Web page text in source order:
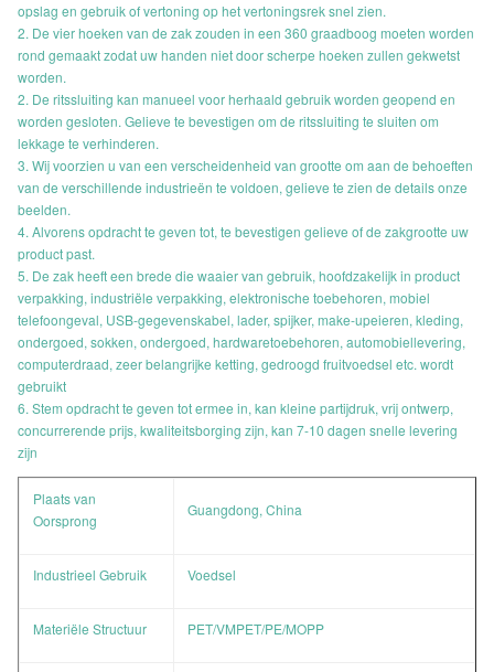
opslag en gebruik of vertoning op het vertoningsrek snel zien.
2. De vier hoeken van de zak zouden in een 360 graadboog moeten worden
rond gemaakt zodat uw handen niet door scherpe hoeken zullen gekwetst
worden.
2. De ritssluiting kan manueel voor herhaald gebruik worden geopend en
worden gesloten. Gelieve te bevestigen om de ritssluiting te sluiten om
lekkage te verhinderen.
3. Wij voorzien u van een verscheidenheid van grootte om aan de behoeften
van de verschillende industrieën te voldoen, gelieve te zien de details onze
beelden.
4. Alvorens opdracht te geven tot, te bevestigen gelieve of de zakgrootte uw
product past.
5. De zak heeft een brede die waaier van gebruik, hoofdzakelijk in product
verpakking, industriële verpakking, elektronische toebehoren, mobiel
telefoongeval, USB-gegevenskabel, lader, spijker, make-upeieren, kleding,
ondergoed, sokken, ondergoed, hardwaretoebehoren, automobiellevering,
computerdraad, zeer belangrijke ketting, gedroogd fruitvoedsel etc. wordt
gebruikt
6. Stem opdracht te geven tot ermee in, kan kleine partijdruk, vrij ontwerp,
concurrerende prijs, kwaliteitsborging zijn, kan 7-10 dagen snelle levering
zijn
Plaats van
Oorsprong
Guangdong, China
Industrieel Gebruik Voedsel
Materiële Structuur PET/VMPET/PE/MOPP